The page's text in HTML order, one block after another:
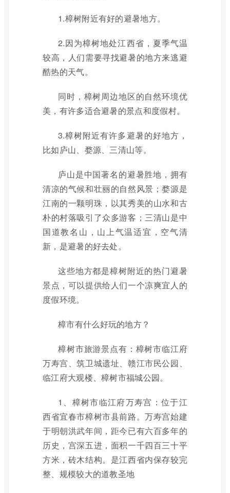
1.樟树附近有好的避暑地方。
2.因为樟树地处江西省，夏季气温
较高，人们需要寻找避暑的地方来逃避
酷热的天气。
同时，樟树周边地区的自然环境优
美，有许多适合避暑的景点和度假村。
3.樟树附近有许多避暑的好地方，
比如庐山、婺源、三清山等。
庐山是中国著名的避暑胜地，拥有
清凉的气候和壮丽的自然风景；婺源是
江南的一颗明珠，以其秀美的山水和古
朴的村落吸引了众多游客；三清山是中
国道教名山，山上气温适宜，空气清
新，是避暑的好去处。
这些地方都是樟树附近的热门避暑
景点，可以提供给人们一个凉爽宜人的
度假环境。
樟市有什么好玩的地方？
樟树市旅游景点有：樟树市临江府
万寿宫、筑卫城遗址、赣江市民公园、
临江府大观楼、樟树市福城公园。
1、樟树市临江府万寿宫：位于江
西省宜春市樟树市县前路。万寿宫始建
于明朝洪武年间，距今已有六百多年的
历史，宫深五进，面积一千四百三十平
方米，砖木结构。是江西省内保存较完
整、规模较大的道教圣地